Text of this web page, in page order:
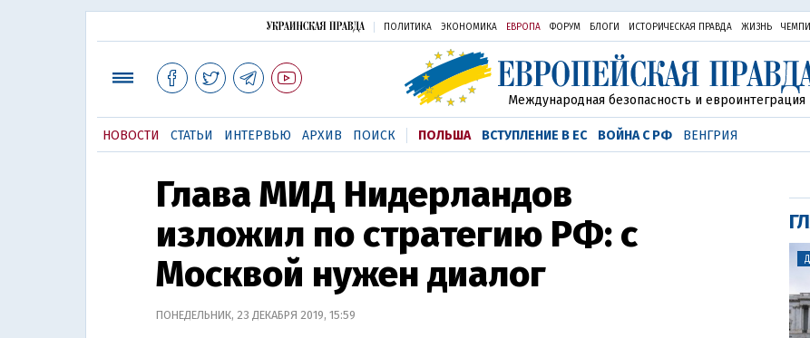
ПОЛИТИКА ЭКОНОМИКА ЕВРОПА ФОРУМ БЛОГИ ИСТОРИЧЕСКАЯ ПРАВДА ЖИЗНЬ
Международная безопасность и евроинтеграция
НОВОСТИ СТАТЬИ ИНТЕРВЬЮ АРХИВ ПОИСК ПОЛЬША ВСТУПЛЕНИЕ В ЕС ВОЙНА С РФ ВЕНГРИЯ
Глава МИД Нидерландов
изложил по стратегию РФ: с
Москвой нужен диалог
ПОНЕДЕЛЬНИК, 23 ДЕКАБРЯ 2019, 15:59